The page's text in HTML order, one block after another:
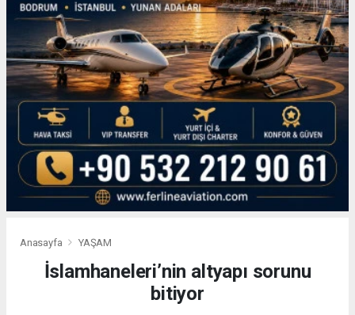
Anasayfa YAŞAM
İslamhaneleri’nin altyapı sorunu
bitiyor